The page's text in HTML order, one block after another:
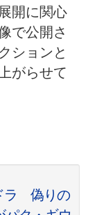
開に関心
で公開さ
ションと
がらせて
ラ 偽りの